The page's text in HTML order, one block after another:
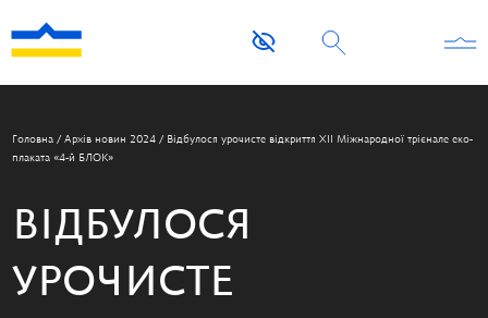
Головна / Архів новин 2024 / Відбулося урочисте відкриття XII Міжнародної трієнале еко-
плаката «4-й БЛОК»
ВІДБУЛОСЯ
УРОЧИСТЕ